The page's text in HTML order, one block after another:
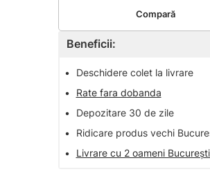
Beneficii:
•
Deschidere colet la livrare
•
Rate fara dobanda
•
Depozitare 30 de zile
•
Ridicare produs vechi
•
Livrare cu 2 oameni
Compară